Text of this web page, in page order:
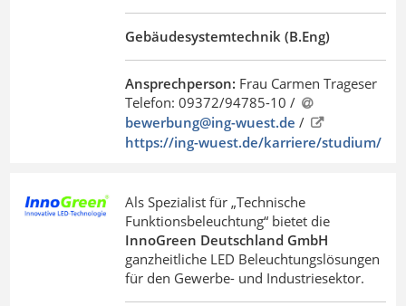
Gebäudesystemtechnik (B.Eng)
Ansprechperson: Frau Carmen Trageser
Telefon: 09372/94785-10 /
bewerbung@ing-wuest.de /
https://ing-wuest.de/karriere/studium/
Als Spezialist für „Technische
Funktionsbeleuchtung“ bietet die
InnoGreen Deutschland GmbH
ganzheitliche LED Beleuchtungslösungen
für den Gewerbe- und Industriesektor.